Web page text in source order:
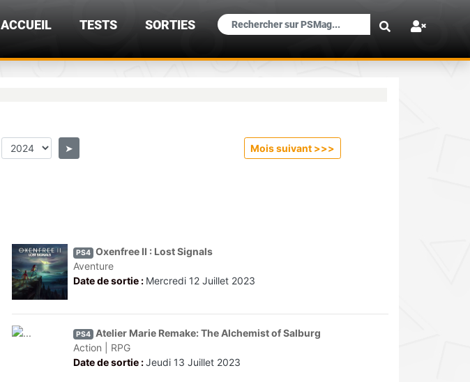
×
ACCUEIL TESTS SORTIES
➤ Mois suivant >>>
PS4 Oxenfree II : Lost Signals
Aventure
Date de sortie : Mercredi 12 Juillet 2023
PS4 Atelier Marie Remake: The Alchemist of Salburg
Action | RPG
Date de sortie :Jeudi 13 Juillet 2023